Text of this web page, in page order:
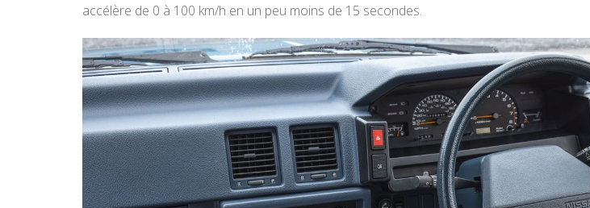
accélère de 0 à 100 km/h en un peu moins de 15 secondes.